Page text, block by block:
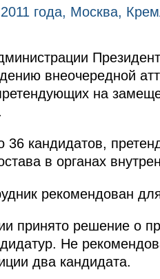
года, Москва,
внеочередной
на
36 кандидатов,
в органах
рекомендован
принято решение о
Не
два кандидата.